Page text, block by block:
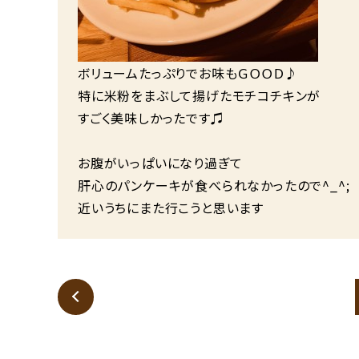
ボリュームたっぷりでお味もＧＯＯＤ♪
特に米粉をまぶして揚げたモチコチキンが
すごく美味しかったです♫
お腹がいっぱいになり過ぎて
肝心のパンケーキが食べられなかったので^_^;
近いうちにまた行こうと思います